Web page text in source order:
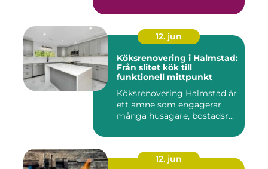
12. jun
Köksrenovering i Halmstad:
Från slitet kök till
funktionell mittpunkt
Köksrenovering Halmstad är
ett ämne som engagerar
många husägare, bostadsr...
12. jun